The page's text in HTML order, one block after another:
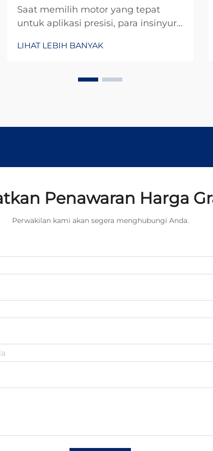
Saat memilih motor yang tepat
untuk aplikasi presisi, para insinyur
motor DC mikro dan motor stepper.
keunggulan tersendiri untuk kasus
LIHAT LEBIH BANYAK
Penawaran Harga
Perwakilan kami akan segera menghubungi Anda.